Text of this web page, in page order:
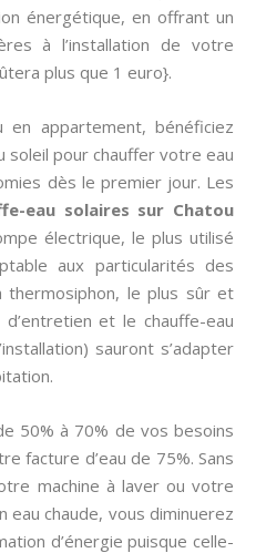
énergétique, en offrant un
à l’installation de votre
plus que 1 euro}.
en appartement, bénéficiez
soleil pour chauffer votre eau
dès le premier jour. Les
eau solaires sur Chatou
électrique, le plus utilisé
aux particularités des
thermosiphon, le plus sûr et
et le chauffe-eau
sauront s’adapter
50% à 70% de vos besoins
facture d’eau de 75%. Sans
machine à laver ou votre
chaude, vous diminuerez
d’énergie puisque celle-